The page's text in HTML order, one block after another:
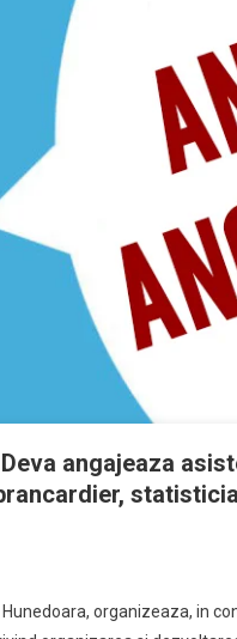
angajeaza
organizeaza, in